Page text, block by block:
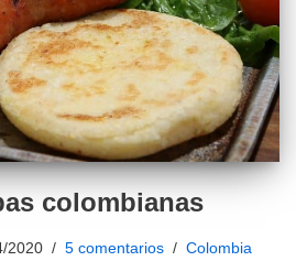
colombianas
2020 5 comentarios Colombia